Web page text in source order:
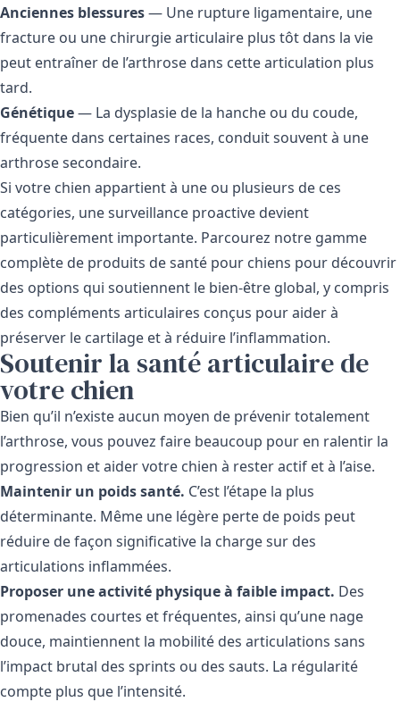
Anciennes blessures— Une rupture ligamentaire, une
fracture ou une chirurgie articulaire plus tôt dans la vie
peut entraîner de l’arthrose dans cette articulation plus
tard.
Génétique— La dysplasie de la hanche ou du coude,
fréquente dans certaines races, conduit souvent à une
arthrose secondaire.
Si votre chien appartient à une ou plusieurs de ces
catégories, une surveillance proactive devient
particulièrement importante. Parcourez notre gamme
complète de produits de santé pour chiens pour découvrir
des options qui soutiennent le bien-être global, y compris
des compléments articulaires conçus pour aider à
préserver le cartilage et à réduire l’inflammation.
Soutenir la santé articulaire de
votre chien
Bien qu’il n’existe aucun moyen de prévenir totalement
l’arthrose, vous pouvez faire beaucoup pour en ralentir la
progression et aider votre chien à rester actif et à l’aise.
Maintenir un poids santé. C’est l’étape la plus
déterminante. Même une légère perte de poids peut
réduire de façon significative la charge sur des
articulations inflammées.
Proposer une activité physique à faible impact. Des
promenades courtes et fréquentes, ainsi qu’une nage
douce, maintiennent la mobilité des articulations sans
l’impact brutal des sprints ou des sauts. La régularité
compte plus que l’intensité.